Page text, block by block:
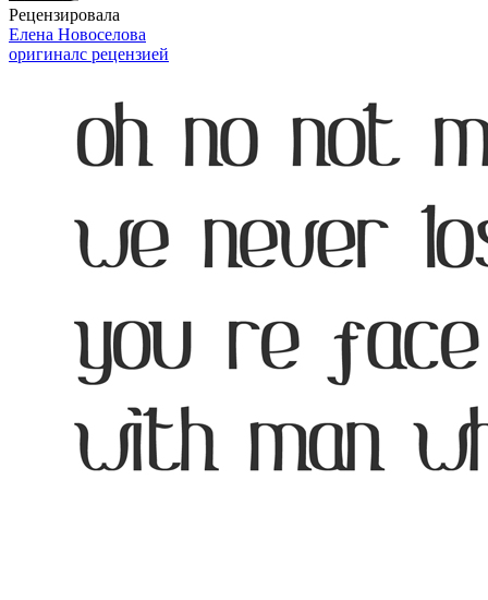
Рецензировала
Елена Новоселова
оригиналс рецензией